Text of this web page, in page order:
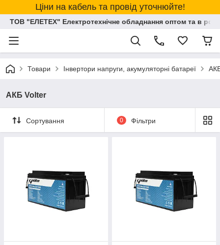
Ціни на кабель та провід уточнюйте!
ТОВ "ЕЛЕТЕХ" Електротехнічне обладнання оптом та в
Товари Інвертори напруги, акумуляторні батареї
АКБ Volter
Сортування 0 Фільтри